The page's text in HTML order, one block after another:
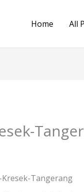
Home All
Tangerang